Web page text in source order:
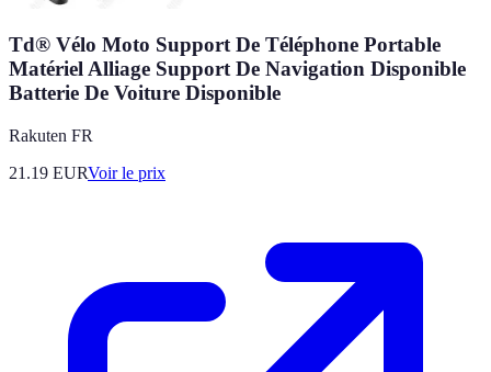
Td® Vélo Moto Support De Téléphone Portable
Matériel Alliage Support De Navigation Disponible
Batterie De Voiture Disponible
Rakuten FR
21.19 EURVoir le prix